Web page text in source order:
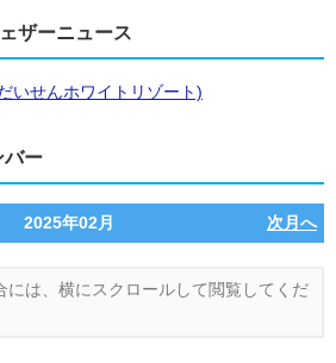
ザーニュース
いせんホワイトリゾート)
バー
2025年02月 次月へ